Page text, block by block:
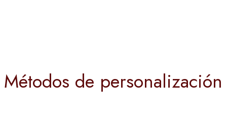
Métodos de personalización